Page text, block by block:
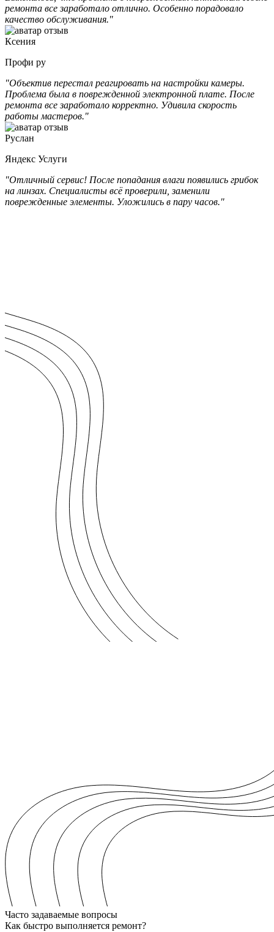
ремонта все заработало отлично. Особенно порадовало
качество обслуживания."
Ксения
Профи ру
"Объектив перестал реагировать на настройки камеры.
Проблема была в поврежденной электронной плате. После
ремонта все заработало корректно. Удивила скорость
работы мастеров."
Руслан
Яндекс Услуги
"Отличный сервис! После попадания влаги появились грибок
на линзах. Специалисты всё проверили, заменили
поврежденные элементы. Уложились в пару часов."
Часто задаваемые вопросы
Как быстро выполняется ремонт?